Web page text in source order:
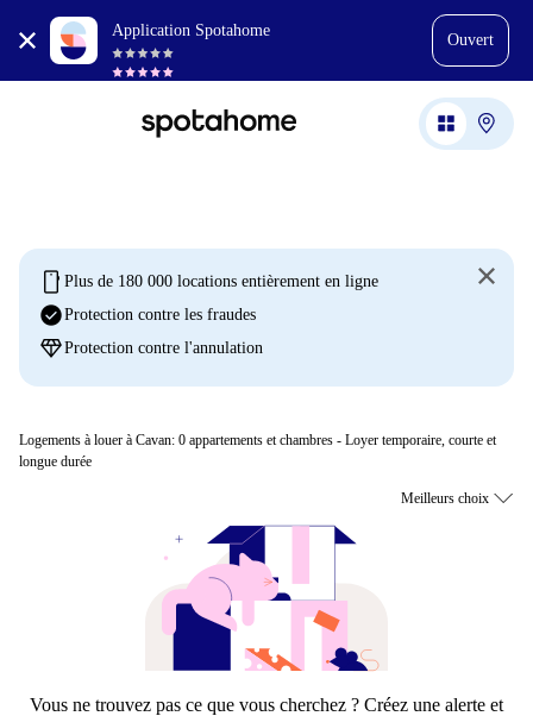
Application Spotahome
Ouvert
mobile Plus de 180 000 locations entièrement en ligne
check_circleProtection contre les fraudes
diamondProtection contre l'annulation
Logements à louer à Cavan: 0 appartements et chambres - Loyer temporaire, courte et
longue durée
Vous ne trouvez pas ce que vous cherchez ? Créez une alerte et